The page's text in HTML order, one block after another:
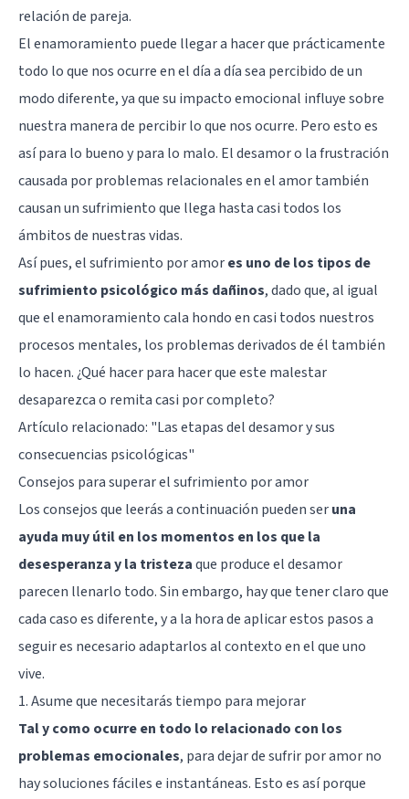
relación de pareja.
El enamoramiento puede llegar a hacer que prácticamente
todo lo que nos ocurre en el día a día sea percibido de un
modo diferente, ya que su impacto emocional influye sobre
nuestra manera de percibir lo que nos ocurre. Pero esto es
así para lo bueno y para lo malo. El desamor o la frustración
causada por problemas relacionales en el amor también
causan un sufrimiento que llega hasta casi todos los
ámbitos de nuestras vidas.
Así pues, el sufrimiento por amores uno de los tipos de
sufrimiento psicológico más dañinos, dado que, al igual
que el enamoramiento cala hondo en casi todos nuestros
procesos mentales, los problemas derivados de él también
lo hacen. ¿Qué hacer para hacer que este malestar
desaparezca o remita casi por completo?
Artículo relacionado: "Las etapas del desamor y sus
consecuencias psicológicas"
Consejos para superar el sufrimiento por amor
Los consejos que leerás a continuación pueden seruna
ayuda muy útil en los momentos en los que la
desesperanza y la tristezaque produce el desamor
parecen llenarlo todo. Sin embargo, hay que tener claro que
cada caso es diferente, y a la hora de aplicar estos pasos a
seguir es necesario adaptarlos al contexto en el que uno
vive.
1. Asume que necesitarás tiempo para mejorar
Tal y como ocurre en todo lo relacionado con los
problemas emocionales, para dejar de sufrir por amor no
hay soluciones fáciles e instantáneas. Esto es así porque